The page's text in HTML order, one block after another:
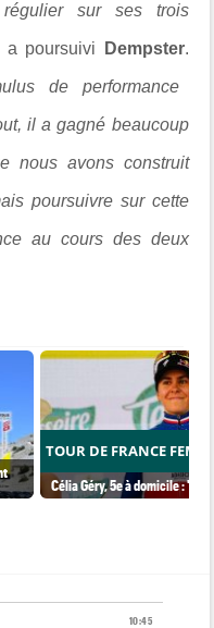
sur ses trois
a poursuivi Dempster.
de performance
il a gagné beaucoup
nous avons construit
poursuivre sur cette
au cours des deux
TOUR DE FRANCE
Célia Géry, 5e à domicile :
10:45